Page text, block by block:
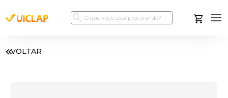
VOLTAR